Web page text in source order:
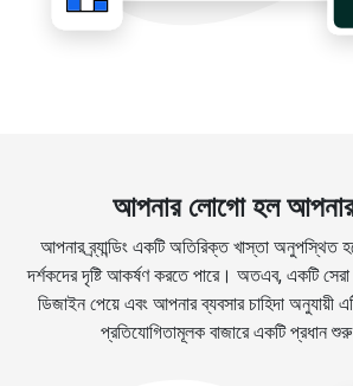
আপনার লোগো হল আপনার
আপনার ব্র্যান্ডিং একটি অতিরিক্ত খাস্তা অনুপস্থিত
দর্শকদের দৃষ্টি আকর্ষণ করতে পারে। অতএব, একটি
ডিজাইন পেয়ে এবং আপনার ব্যবসার চাহিদা অনুযায়ী
প্রতিযোগিতামূলক বাজারে একটি প্রধান